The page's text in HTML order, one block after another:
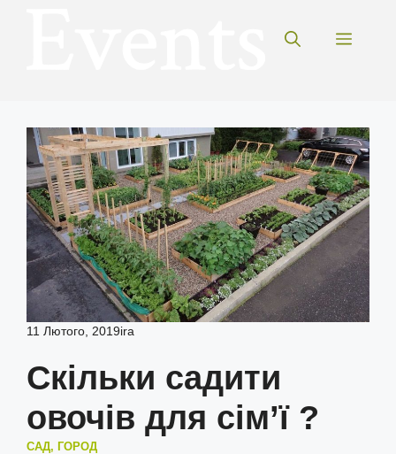
Меню
11 Лютого, 2019ira
Скільки садити
овочів для сім’ї ?
САД, ГОРОД